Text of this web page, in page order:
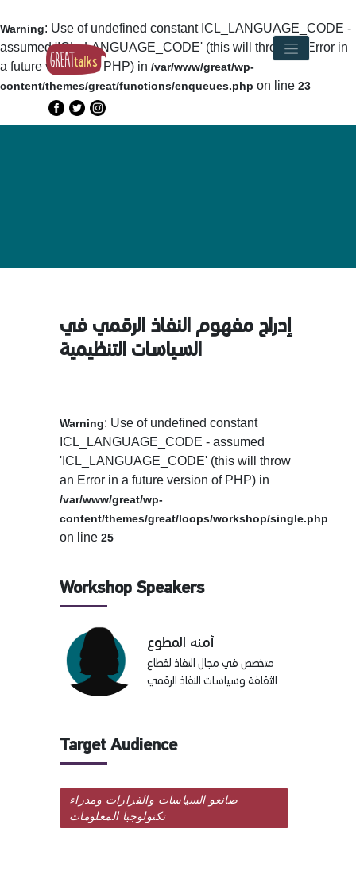
Warning: Use of undefined constant ICL_LANGUAGE_CODE -
assumed 'ICL_LANGUAGE_CODE' (this will throw an Error in
a future version of PHP) in /var/www/great/wp-
content/themes/great/functions/enqueues.php on line 23
إدراج مفهوم النفاذ الرقمي في
السياسات التنظيمية
Warning: Use of undefined constant
ICL_LANGUAGE_CODE - assumed
'ICL_LANGUAGE_CODE' (this will throw
an Error in a future version of PHP) in
/var/www/great/wp-
content/themes/great/loops/workshop/single.php
on line 25
Workshop Speakers
آمنه المطوع
متخصص في مجال النفاذ لقطاع
الثقافة وسياسات النفاذ الرقمي
Target Audience
صانعو السياسات والقرارات ومدراء
تكنولوجيا المعلومات